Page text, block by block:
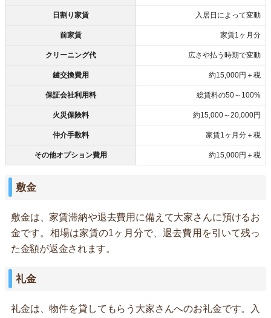
日割り家賃 入居日によって変動
前家賃 家賃1ヶ月分
クリーニング代 広さや払う時期で変動
鍵交換費用 約15,000円＋税
保証会社利用料 総賃料の50～100%
火災保険料 約15,000～20,000円
仲介手数料 家賃1ヶ月分＋税
その他オプション費用 約15,000円＋税
敷金
敷金は、家賃滞納や退去費用に備えて大家さんに預けるお
金です。相場は家賃の1ヶ月分で、退去費用を引いて残っ
た金額が返金されます。
礼金
礼金は、物件を貸してもらう大家さんへのお礼金です。入